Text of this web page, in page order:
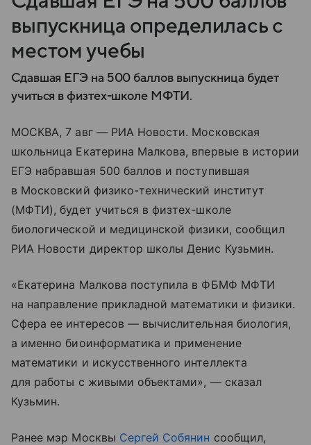
выпускница определилась с
местом учебы
Сдавшая ЕГЭ на 500 баллов выпускница будет
учиться в физтех-школе МФТИ.
МОСКВА, 7 авг — РИА Новости. Московская
школьница Екатерина Малкова, впервые в истории
ЕГЭ набравшая 500 баллов и поступившая
в Московский физико-технический институт
(МФТИ), будет учиться в физтех-школе
биологической и медицинской физики, сообщил
РИА Новости директор школы Денис Кузьмин.
«Екатерина Малкова поступила в ФБМФ МФТИ
на направление прикладной математики и физики.
Сфера ее интересов — вычислительная биология,
а именно биоинформатика и применение
математики и искусственного интеллекта
для работы с живыми объектами», — сказал
Кузьмин.
Ранее мэр Москвы Сергей Собянин сообщил,